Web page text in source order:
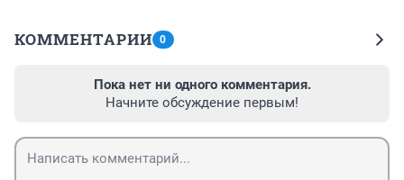
КОММЕНТАРИИ 0
Пока нет ни одного комментария.
Начните обсуждение первым!